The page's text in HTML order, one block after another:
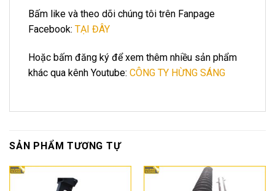
Bấm like và theo dõi chúng tôi trên Fanpage
Facebook: TẠI ĐÂY
Hoặc bấm đăng ký để xem thêm nhiều sản phẩm
khác qua kênh Youtube: CÔNG TY HỪNG SÁNG
SẢN PHẨM TƯƠNG TỰ